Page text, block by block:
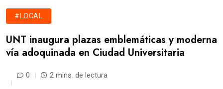
#LOCAL
UNT inaugura plazas emblemáticas y moderna
vía adoquinada en Ciudad Universitaria
0 2 mins. de lectura